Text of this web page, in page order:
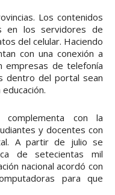
Los contenidos
en los servidores de
del celular. Haciendo
con una conexión a
empresas de telefonía
dentro del portal sean
con la
y docentes con
A partir de julio se
de setecientas mil
nacional acordó con
para que